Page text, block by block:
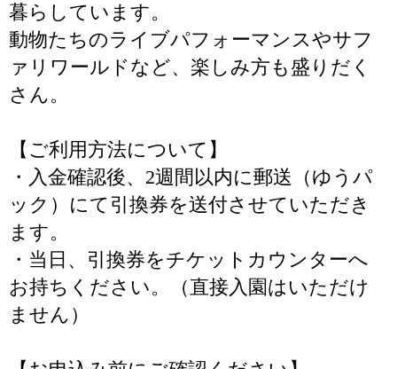
暮らしています。
動物たちのライブパフォーマンスやサフ
ァリワールドなど、楽しみ方も盛りだく
さん。
【ご利用方法について】
・入金確認後、2週間以内に郵送（ゆうパ
ック）にて引換券を送付させていただき
ます。
・当日、引換券をチケットカウンターへ
お持ちください。（直接入園はいただけ
ません）